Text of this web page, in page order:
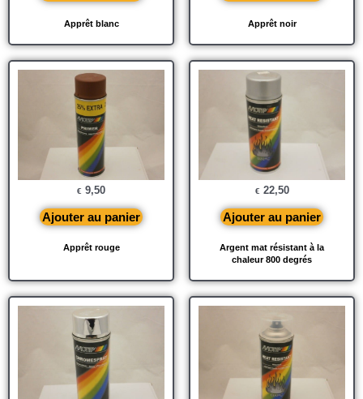
Apprêt blanc Apprêt noir
Apprêt rouge
€ 9,50
Ajouter au panier
Argent mat résistant à la
chaleur 800 degrés
€ 22,50
Ajouter au panier